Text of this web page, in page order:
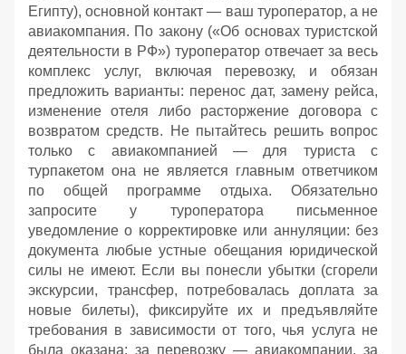
Египту), основной контакт — ваш туроператор, а не
авиакомпания. По закону («Об основах туристской
деятельности в РФ») туроператор отвечает за весь
комплекс услуг, включая перевозку, и обязан
предложить варианты: перенос дат, замену рейса,
изменение отеля либо расторжение договора с
возвратом средств. Не пытайтесь решить вопрос
только с авиакомпанией — для туриста с
турпакетом она не является главным ответчиком
по общей программе отдыха. Обязательно
запросите у туроператора письменное
уведомление о корректировке или аннуляции: без
документа любые устные обещания юридической
силы не имеют. Если вы понесли убытки (сгорели
экскурсии, трансфер, потребовалась доплата за
новые билеты), фиксируйте их и предъявляйте
требования в зависимости от того, чья услуга не
была оказана: за перевозку — авиакомпании, за